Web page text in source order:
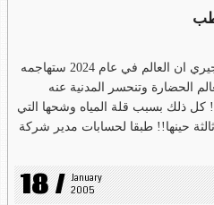
1) ذكر الاستاذ الفلكي صالح العجيري ان العالم في عام 2024 ستهاجمه
الحضارة وتنحسر المدنية عنه
ذلك بسبب قلة المياه وشحها التي
حينها!! طبقا لحسابات مدير شركة
18 / January
2005